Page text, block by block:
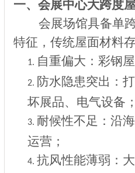
一、会展中心大跨度
会展场馆具备单
特征，传统屋面材料
1. 自重偏大：彩钢
2. 防水隐患突出：
坏展品、电气设备；
3. 耐候性不足：沿
运营；
4. 抗风性能薄弱：